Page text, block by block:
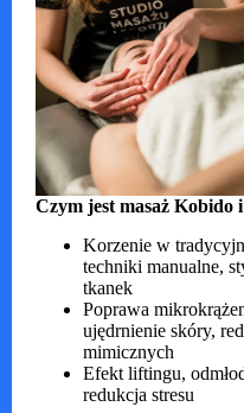
Czym jest masaż Kobido
Korzenie w
techniki manualne,
tkanek
Poprawa
ujędrnienie skóry,
mimicznych
Efekt liftingu,
redukcja stresu